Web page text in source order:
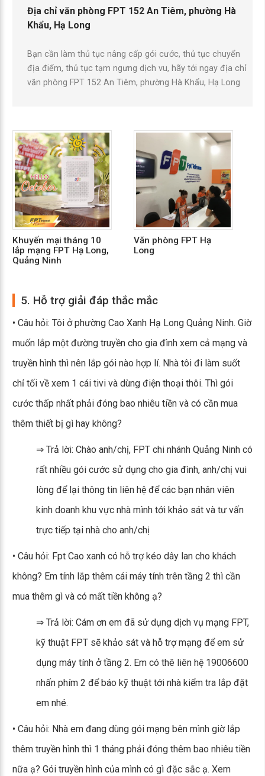
Địa chỉ văn phòng FPT 152 An Tiêm, phường Hà
Khẩu, Hạ Long
Bạn cần làm thủ tục nâng cấp gói cước, thủ tục chuyển
địa điểm, thủ tục tạm ngưng dịch vu, hãy tới ngay địa chỉ
văn phòng FPT 152 An Tiêm, phường Hà Khẩu, Hạ Long
Khuyến mại tháng 10
lắp mạng FPT Hạ Long,
Quảng Ninh
Văn phòng FPT Hạ
Long
5. Hỗ trợ giải đáp thắc mắc
• Câu hỏi: Tôi ở phường Cao Xanh Hạ Long Quảng Ninh. Giờ
muốn lắp một đường truyền cho gia đình xem cả mạng và
truyền hình thì nên lắp gói nào hợp lí. Nhà tôi đi làm suốt
chỉ tối về xem 1 cái tivi và dùng điện thoại thôi. Thì gói
cước thấp nhất phải đóng bao nhiêu tiền và có cần mua
thêm thiết bị gì hay không?
⇒ Trả lời: Chào anh/chị, FPT chi nhánh Quảng Ninh có
rất nhiều gói cước sử dụng cho gia đình, anh/chị vui
lòng để lại thông tin liên hệ để các bạn nhân viên
kinh doanh khu vực nhà mình tới khảo sát và tư vấn
trực tiếp tại nhà cho anh/chị
• Câu hỏi: Fpt Cao xanh có hỗ trợ kéo dây lan cho khách
không? Em tính lắp thêm cái máy tính trên tầng 2 thì cần
mua thêm gì và có mất tiền không ạ?
⇒ Trả lời: Cám ơn em đã sử dụng dịch vụ mạng FPT,
kỹ thuật FPT sẽ khảo sát và hỗ trợ mạng để em sử
dụng máy tính ở tầng 2. Em có thê liên hệ 19006600
nhấn phím 2 để báo kỹ thuật tới nhà kiểm tra lắp đặt
em nhé.
• Câu hỏi: Nhà em đang dùng gói mạng bên mình giờ lắp
thêm truyền hình thì 1 tháng phải đóng thêm bao nhiêu tiền
nữa ạ? Gói truyền hình của mình có gì đặc sắc ạ. Xem